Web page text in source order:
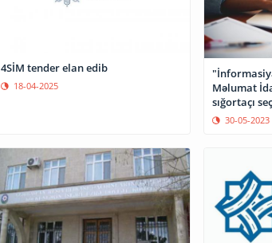
4SİM tender elan edib
18-04-2025
Məlumat
sığortaçı
30-05-2023